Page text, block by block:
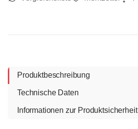
Produktbeschreibung
Technische Daten
Informationen zur Produktsicherheit